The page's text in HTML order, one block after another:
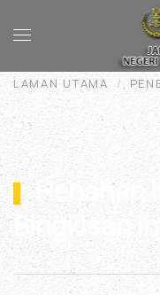
Skip to main content
LAMAN UTAMA
Hebahan
Bingkisan